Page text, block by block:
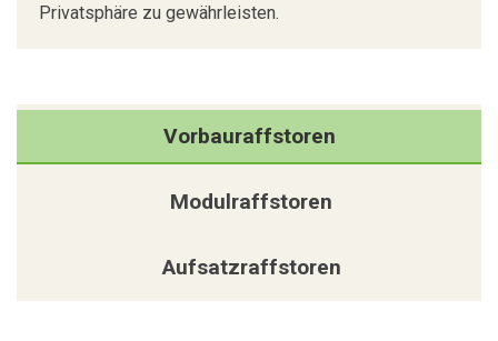
Privatsphäre zu gewährleisten.
Vorbauraffstoren
Modulraffstoren
Aufsatzraffstoren